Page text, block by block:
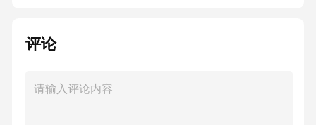
答案:在成本和差异上进行竞争下列因素是构成
评论